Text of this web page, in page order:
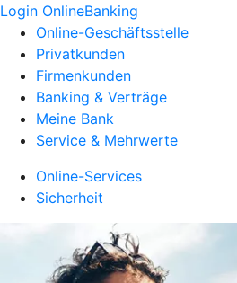
Login OnlineBanking
Online-Geschäftsstelle
Privatkunden
Firmenkunden
Banking & Verträge
Meine Bank
Service & Mehrwerte
Online-Services
Sicherheit